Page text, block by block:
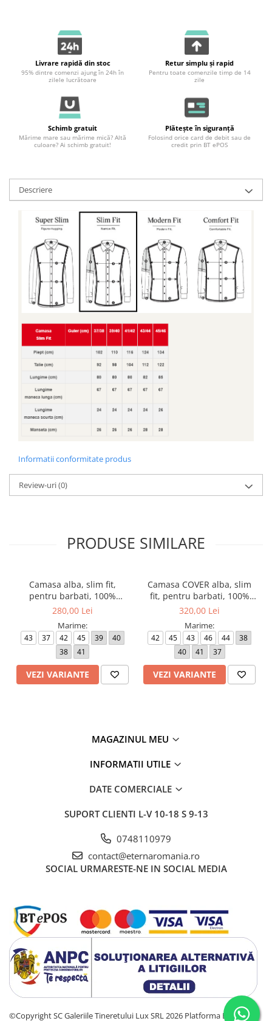
Livrare rapidă din stoc
95% dintre comenzi ajung în 24h în
zilele lucrătoare
Retur simplu și rapid
Pentru toate comenzile timp de 14
zile
Schimb gratuit
Mărime mare sau mărime mică? Altă
culoare? Ai schimb gratuit!
Plătește în siguranță
Folosind orice card de debit sau de
credit prin BT ePOS
Descriere
Informatii conformitate produs
Review-uri(0)
PRODUSE SIMILARE
Camasa alba, slim fit,
pentru barbati, 100%
bumbac, maneca lunga,
280,00 Lei
Marime:
43 37 42 45 39
40
38
41
VEZI VARIANTE
Camasa COVER alba, slim
fit, pentru barbati, 100%
bumbac, maneca lunga,
320,00 Lei
Marime:
42 45 43 46 44
38
40
41 37
VEZI VARIANTE
MAGAZINUL MEU
INFORMATII UTILE
DATE COMERCIALE
SUPORT CLIENTI L-V 10-18 S 9-13
0748110979
contact@eternaromania.ro
SOCIAL URMARESTE-NE IN SOCIAL MEDIA
©Copyright SC Galeriile Tineretului Lux SRL 2026 Platforma E-